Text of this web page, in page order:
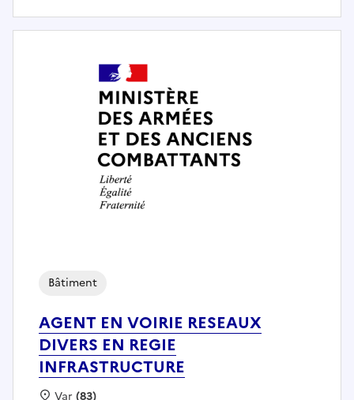
AGENT EN VOIRIE RESEAUX
DIVERS EN REGIE
INFRASTRUCTURE
Bâtiment
Localisation :
Var (83)